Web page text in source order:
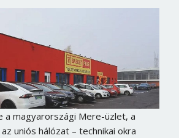
a magyarországi Mere-üzlet, a
uniós hálózat – technikai okra